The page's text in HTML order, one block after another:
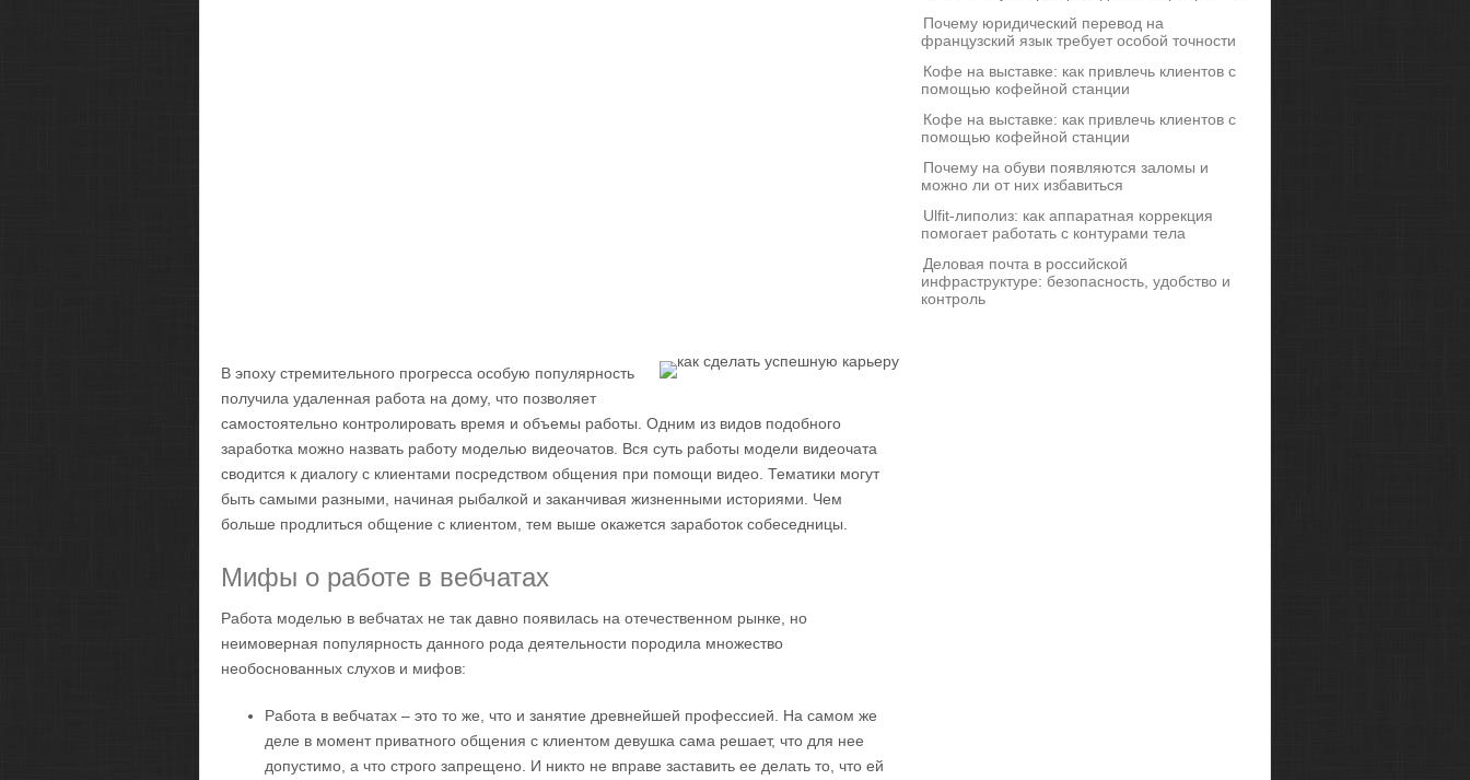
В эпоху стремительного прогресса особую популярность
получила удаленная работа на дому, что позволяет
самостоятельно контролировать время и объемы работы. Одним из видов подобного
заработка можно назвать работу моделью видеочатов. Вся суть работы модели видеочата
сводится к диалогу с клиентами посредством общения при помощи видео. Тематики могут
быть самыми разными, начиная рыбалкой и заканчивая жизненными историями. Чем
больше продлиться общение с клиентом, тем выше окажется заработок собеседницы.
Мифы о работе в вебчатах
Работа моделью в вебчатах не так давно появилась на отечественном рынке, но
неимоверная популярность данного рода деятельности породила множество
необоснованных слухов и мифов:
Работа в вебчатах – это то же, что и занятие древнейшей профессией. На самом же
деле в момент приватного общения с клиентом девушка сама решает, что для нее
допустимо, а что строго запрещено. И никто не вправе заставить ее делать то, что ей
Почему юридический перевод на
французский язык требует особой точности
Кофе на выставке: как привлечь клиентов с
помощью кофейной станции
Кофе на выставке: как привлечь клиентов с
помощью кофейной станции
Почему на обуви появляются заломы и
можно ли от них избавиться
Ulfit-липолиз: как аппаратная коррекция
помогает работать с контурами тела
Деловая почта в российской
инфраструктуре: безопасность, удобство и
контроль